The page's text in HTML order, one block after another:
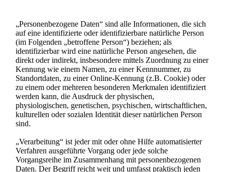
„Personenbezogene Daten“ sind alle Informationen, die sich
auf eine identifizierte oder identifizierbare natürliche Person
(im Folgenden „betroffene Person“) beziehen; als
identifizierbar wird eine natürliche Person angesehen, die
direkt oder indirekt, insbesondere mittels Zuordnung zu einer
Kennung wie einem Namen, zu einer Kennnummer, zu
Standortdaten, zu einer Online-Kennung (z.B. Cookie) oder
zu einem oder mehreren besonderen Merkmalen identifiziert
werden kann, die Ausdruck der physischen,
physiologischen, genetischen, psychischen, wirtschaftlichen,
kulturellen oder sozialen Identität dieser natürlichen Person
sind.
„Verarbeitung“ ist jeder mit oder ohne Hilfe automatisierter
Verfahren ausgeführte Vorgang oder jede solche
Vorgangsreihe im Zusammenhang mit personenbezogenen
Daten. Der Begriff reicht weit und umfasst praktisch jeden